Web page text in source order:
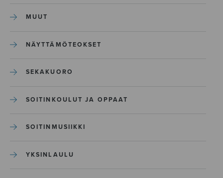
MUUT
NÄYTTÄMÖTEOKSET
SEKAKUORO
SOITINKOULUT JA OPPAAT
SOITINMUSIIKKI
YKSINLAULU